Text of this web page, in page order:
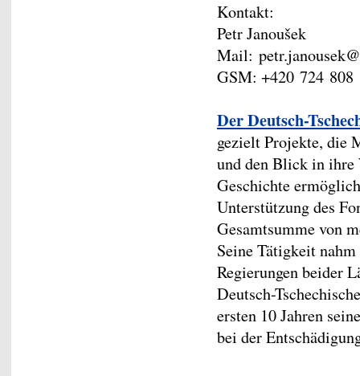
Kontakt:
Petr Janoušek
Mail:
GSM: +420 724 808
Der Deutsch-
gezielt Projekte, die
und den Blick in ihre
Geschichte
Unterstützung des
Gesamtsumme von
Seine Tätigkeit
Regierungen beider
Deutsch-
ersten 10 Jahren
bei der